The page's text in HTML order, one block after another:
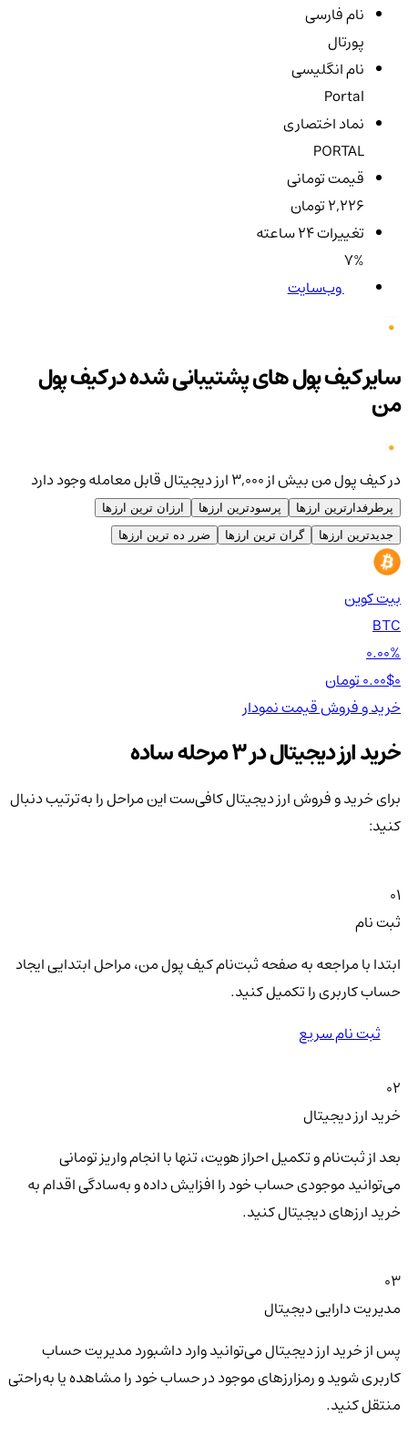
نام فارسی
پورتال
نام انگلیسی
Portal
نماد اختصاری
PORTAL
قیمت تومانی
2,226 تومان
تغییرات ۲۴ ساعته
7%
وب‌سایت
سایر کیف پول های پشتیبانی شده در کیف پول
من
در کیف پول من بیش از ۳,۰۰۰ ارز دیجیتال قابل معامله وجود دارد
پرطرفدارترین ارزها پرسودترین ارزها
ارزان ترین ارزها
جدیدترین ارزها
گران ترین ارزها ضرر ده ترین ارزها
بیت کوین
BTC
0.00%
0.00$
خرید و فروشقیمتنمودار
خرید ارز دیجیتال در 3 مرحله ساده
برای خرید و فروش ارز دیجیتال کافی‌ست این مراحل را به‌ترتیب دنبال
کنید:
01
ثبت نام
ابتدا با مراجعه به صفحه ثبت‌نام کیف‌ پول من، مراحل ابتدایی ایجاد
حساب کاربری را تکمیل کنید.
ثبت نام سریع
02
خرید ارز دیجیتال
بعد از ثبت‌نام و تکمیل احراز هویت، تنها با انجام واریز تومانی
می‌توانید موجودی حساب خود را افزایش داده و به‌سادگی اقدام به
خرید ارزهای دیجیتال کنید.
03
مدیریت دارایی دیجیتال
پس از خرید ارز دیجیتال می‌توانید وارد داشبورد مدیریت حساب
کاربری شوید و رمزارزهای موجود در حساب خود را مشاهده یا به‌راحتی
منتقل کنید.